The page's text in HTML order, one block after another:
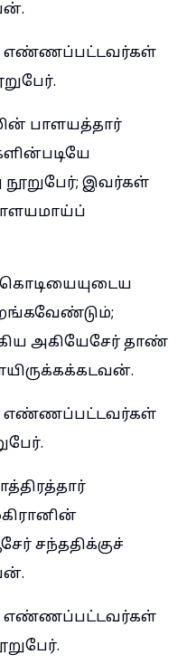
எண்ணப்பட்டவர்கள்
பாளயத்தார்
இவர்கள்
அகியேசேர் தாண்
எண்ணப்பட்டவர்கள்
சந்ததிக்குச்
எண்ணப்பட்டவர்கள்